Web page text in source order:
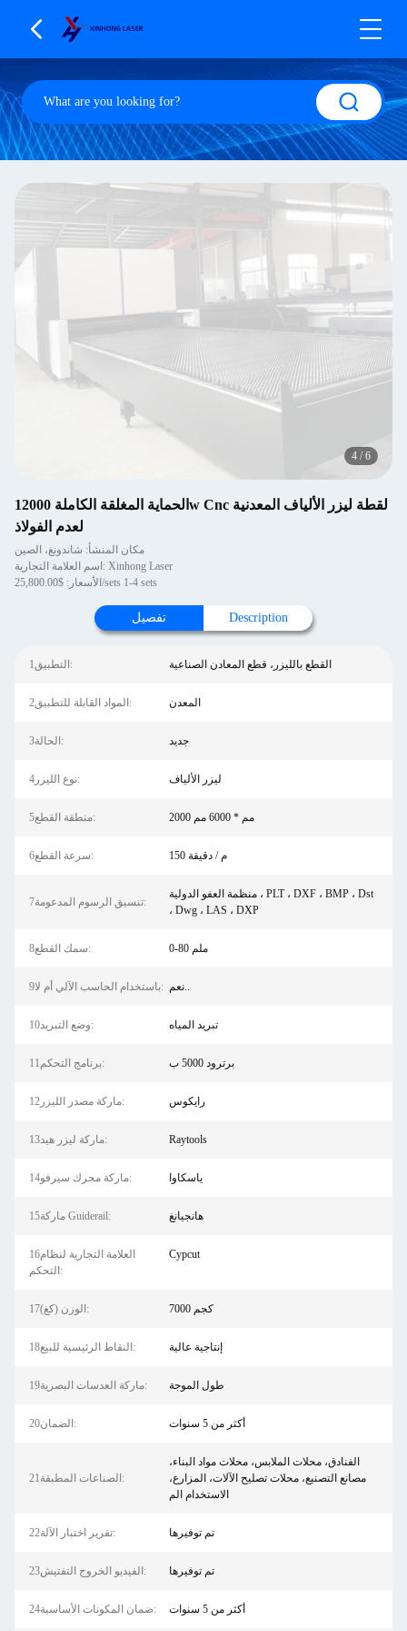
4 /6
الحماية المغلقة الكاملة 12000w Cnc لقطة ليزر الألياف المعدنية
لعدم الفولاذ
مكان المنشأ: شاندونغ، الصين
اسم العلامة التجارية: Xinhong Laser
الأسعار: $25,800.00/sets 1-4 sets
تفصيل Description
1التطبيق: القطع بالليزر، قطع المعادن الصناعية
2المواد القابلة للتطبيق: المعدن
3الحالة: جديد
4نوع الليزر: ليزر الألياف
5منطقة القطع: 2000 مم * 6000 مم
6سرعة القطع: 150 م / دقيقة
7تنسيق الرسوم المدعومة:
منظمة العفو الدولية ، PLT ، DXF ، BMP ، Dst
، Dwg ، LAS ، DXP
8سمك القطع: 0-80 ملم
9باستخدام الحاسب الآلي أم لا: نعم..
10وضع التبريد: تبريد المياه
11برنامج التحكم: برترود 5000 ب
12ماركة مصدر الليزر: رايكوس
13ماركة ليزر هيد: Raytools
14ماركة محرك سيرفو: ياسكاوا
15ماركة Guiderail: هانجيانغ
16العلامة التجارية لنظام
التحكم:
Cypcut
17الوزن (كغ): 7000 كجم
18النقاط الرئيسية للبيع: إنتاجية عالية
19ماركة العدسات البصرية: طول الموجة
20الضمان: أكثر من 5 سنوات
21الصناعات المطبقة:
الفنادق، محلات الملابس، محلات مواد البناء،
مصانع التصنيع، محلات تصليح الآلات، المزارع،
الاستخدام الم
22تقرير اختبار الآلة: تم توفيرها
23الفيديو الخروج التفتيش: تم توفيرها
24ضمان المكونات الأساسية: أكثر من 5 سنوات